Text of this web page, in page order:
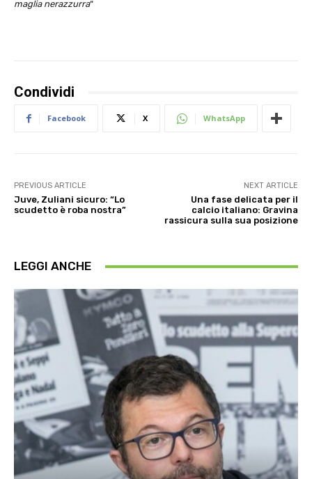
maglia nerazzurra“
Condividi
Facebook X WhatsApp
PREVIOUS ARTICLE
Juve, Zuliani sicuro: “Lo
scudetto è roba nostra”
NEXT ARTICLE
Una fase delicata per il
calcio italiano: Gravina
rassicura sulla sua posizione
LEGGI ANCHE